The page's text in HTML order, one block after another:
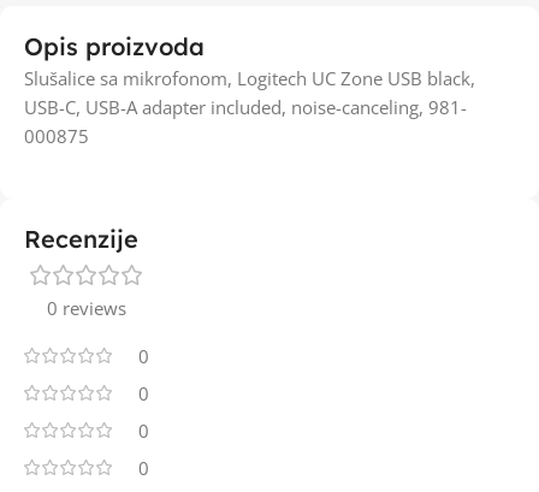
Opis proizvoda
Slušalice sa mikrofonom, Logitech UC Zone USB black,
USB-C, USB-A adapter included, noise-canceling, 981-
000875
Recenzije
0 reviews
0
0
0
0